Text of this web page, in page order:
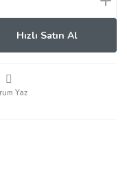
Hızlı Satın Al
Yaz